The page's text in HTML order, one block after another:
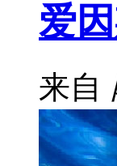
爱
来自